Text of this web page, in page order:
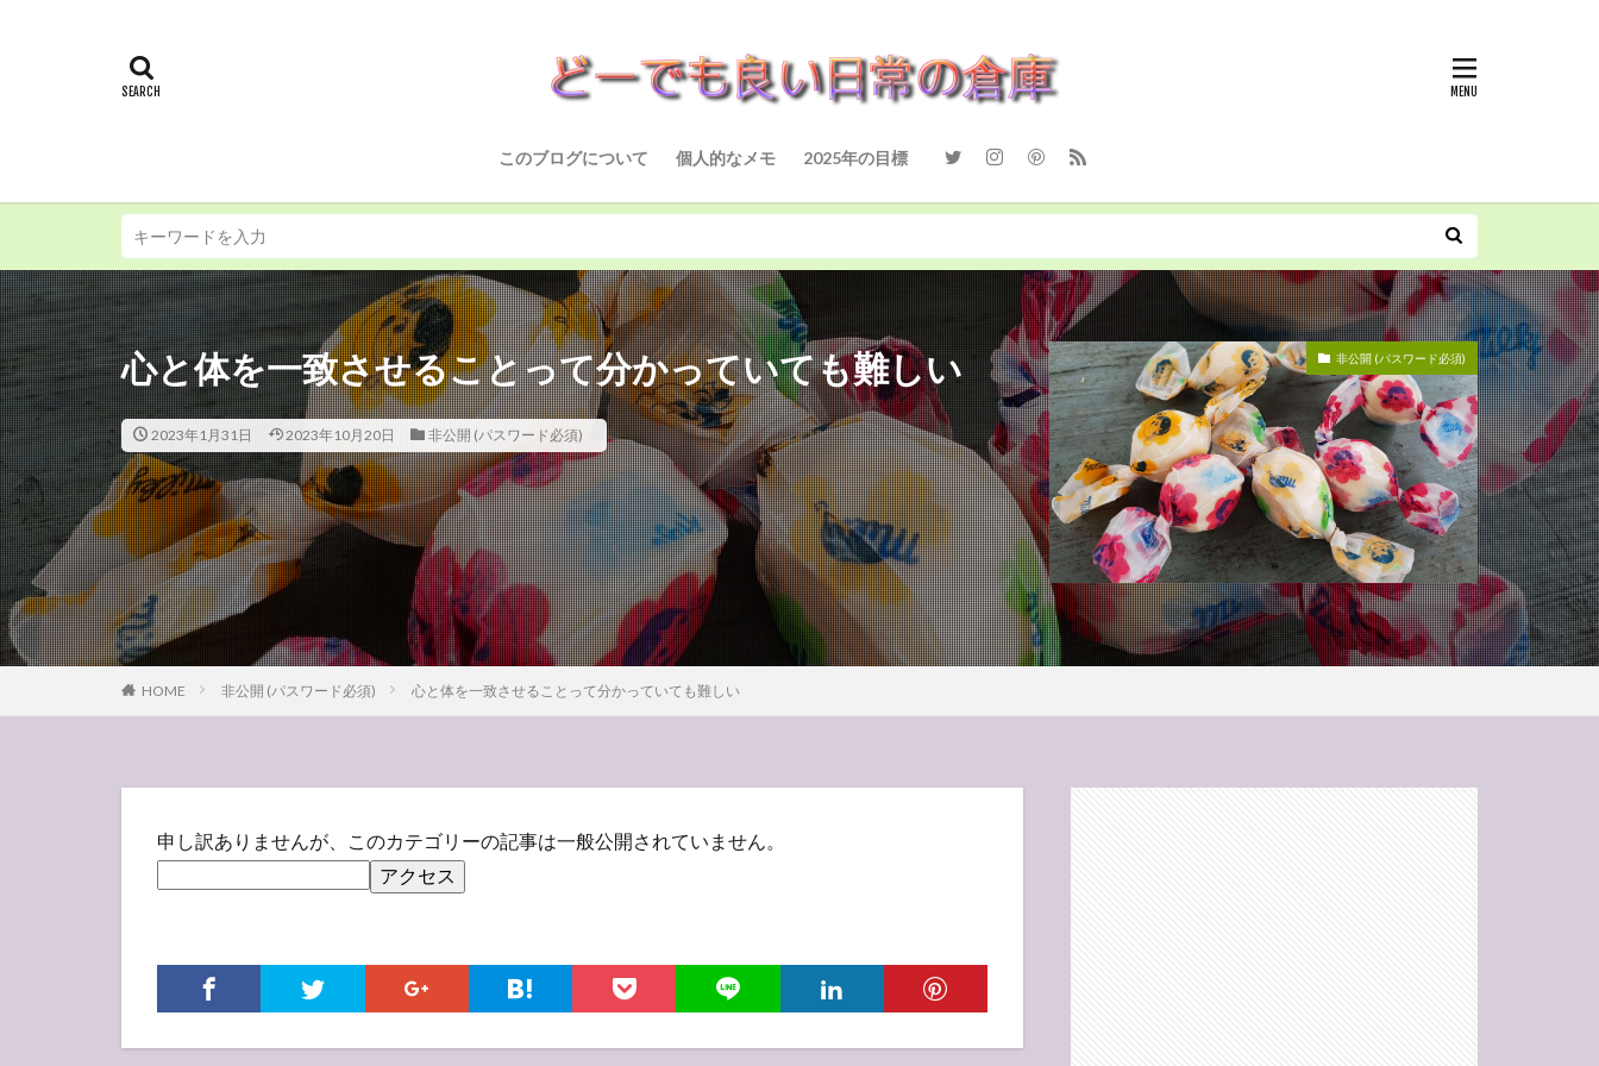
このブログについて 個人的なメモ 2025年の目標
心と体を一致させることって分かっていても難しい
2023年1月31日 2023年10月20日 非公開 (パスワード必須)
非公開 (パスワード必須)
HOME 非公開 (パスワード必須) 心と体を一致させることって分かっていても難しい
申し訳ありませんが、このカテゴリーの記事は一般公開されていません。